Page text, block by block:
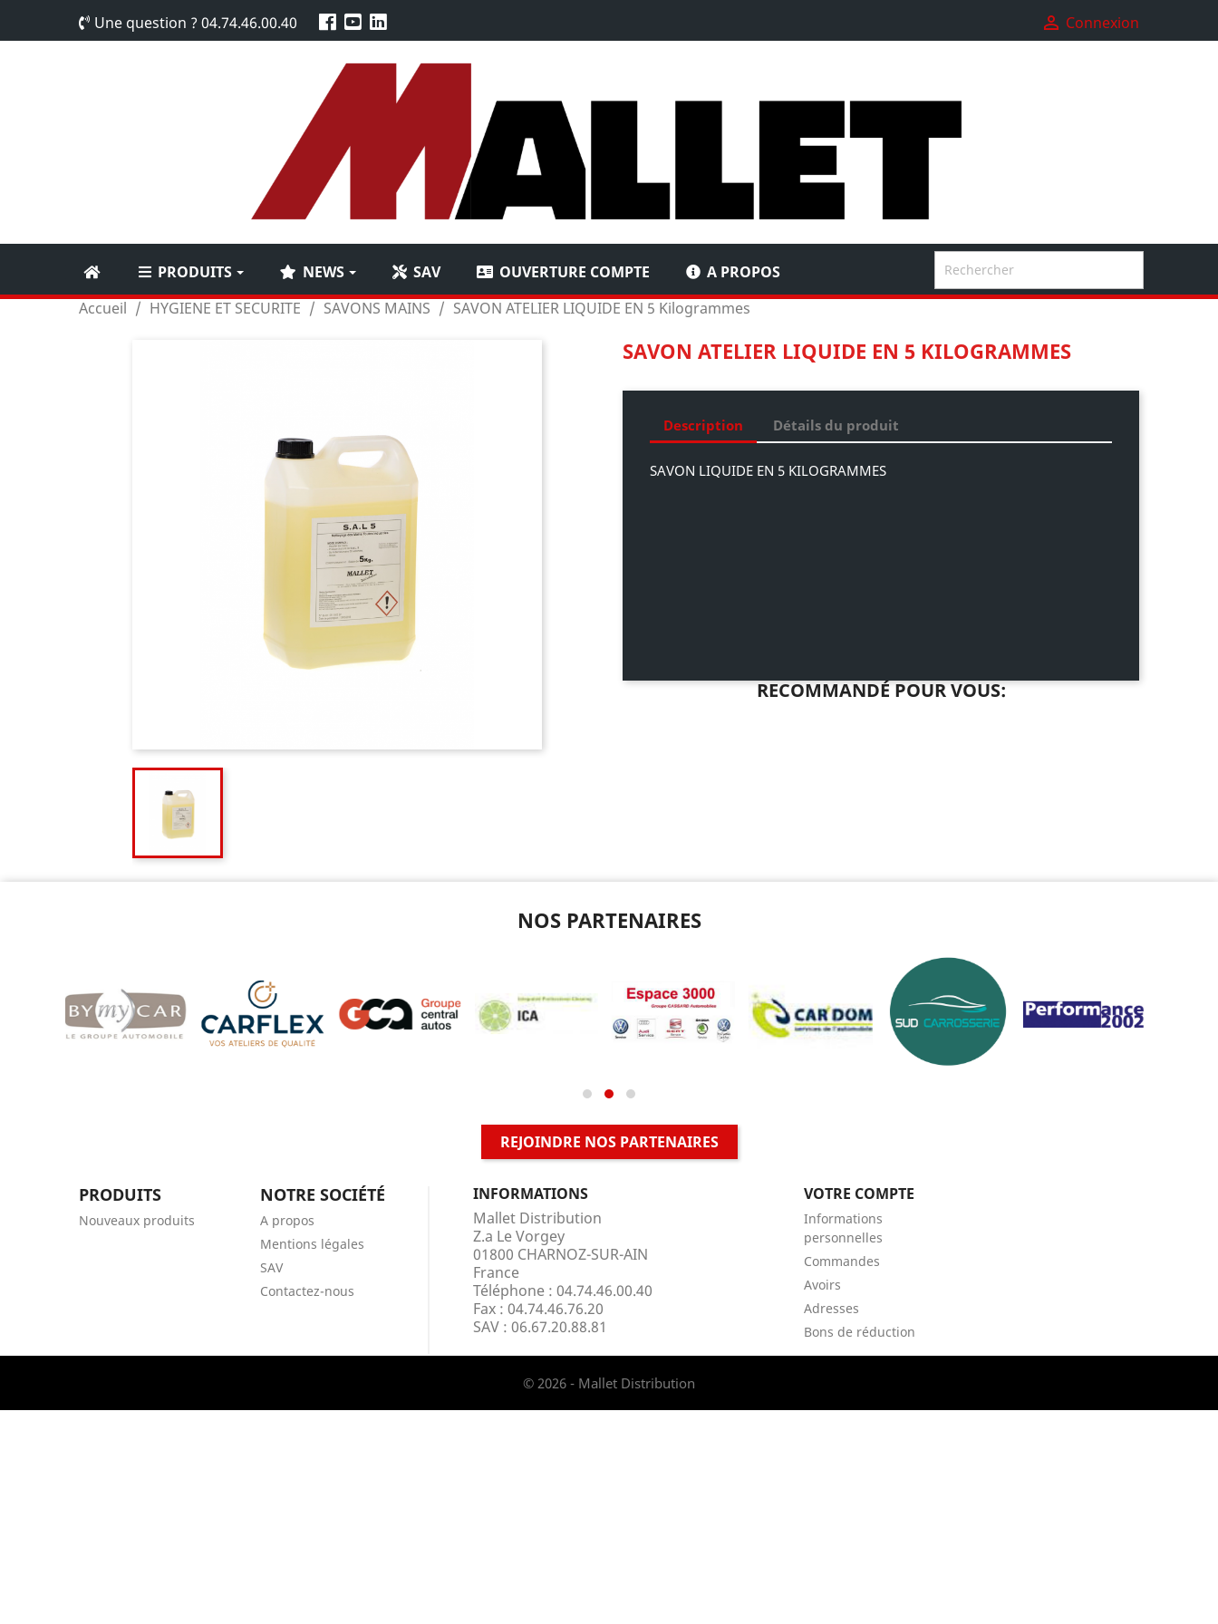
Une question ? 04.74.46.00.40  Connexion
PRODUITS NEWS SAV OUVERTURE COMPTE A PROPOS
Accueil HYGIENE ET SECURITE SAVONS MAINS SAVON ATELIER LIQUIDE EN 5 Kilogrammes
SAVON ATELIER LIQUIDE EN 5 KILOGRAMMES
Description Détails du produit
SAVON LIQUIDE EN 5 KILOGRAMMES
RECOMMANDÉ POUR VOUS:
NOS PARTENAIRES
REJOINDRE NOS PARTENAIRES
PRODUITS
Nouveaux produits
NOTRE SOCIÉTÉ
A propos
Mentions légales
SAV
Contactez-nous
INFORMATIONS
Mallet Distribution
Z.a Le Vorgey
01800 CHARNOZ-SUR-AIN
France
Téléphone : 04.74.46.00.40
Fax : 04.74.46.76.20
SAV : 06.67.20.88.81
VOTRE COMPTE
Informations
personnelles
Commandes
Avoirs
Adresses
Bons de réduction
© 2026 - Mallet Distribution